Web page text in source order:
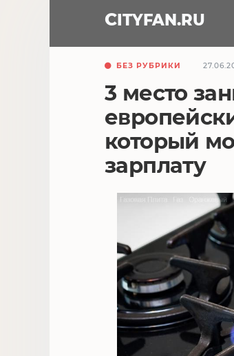
CITYFAN.RU
БЕЗ РУБРИКИ
3 место
который
зарплату